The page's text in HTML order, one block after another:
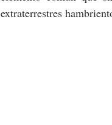
extraterrestres